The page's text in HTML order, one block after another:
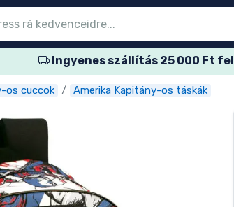
Ingyenes szállítás 25 000 Ft
os cuccok Amerika Kapitány-os táskák
termék
termék
termék
termék
termék
termék
termék